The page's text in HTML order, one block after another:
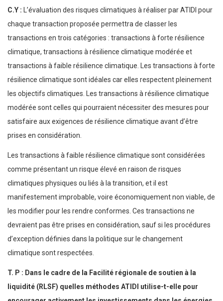
C.Y : L’évaluation des risques climatiques à réaliser par ATIDI pour
chaque transaction proposée permettra de classer les
transactions en trois catégories : transactions à forte résilience
climatique, transactions à résilience climatique modérée et
transactions à faible résilience climatique. Les transactions à forte
résilience climatique sont idéales car elles respectent pleinement
les objectifs climatiques. Les transactions à résilience climatique
modérée sont celles qui pourraient nécessiter des mesures pour
satisfaire aux exigences de résilience climatique avant d’être
prises en considération.
Les transactions à faible résilience climatique sont considérées
comme présentant un risque élevé en raison de risques
climatiques physiques ou liés à la transition, et il est
manifestement improbable, voire économiquement non viable, de
les modifier pour les rendre conformes. Ces transactions ne
devraient pas être prises en considération, sauf si les procédures
d’exception définies dans la politique sur le changement
climatique sont respectées.
T. P : Dans le cadre de la Facilité régionale de soutien à la
liquidité (RLSF) quelles méthodes ATIDI utilise-t-elle pour